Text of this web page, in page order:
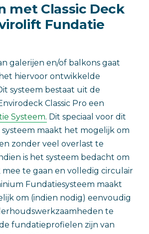
met Classic Deck
Fundatie
galerijen en/of balkons gaat
hiervoor ontwikkelde
systeem bestaat uit de
Classic Pro een
Systeem. Dit speciaal voor dit
maakt het mogelijk om
zonder veel overlast te
is het systeem bedacht om
te gaan en volledig circulair
Fundatiesysteem maakt
om (indien nodig) eenvoudig
te
fundatieprofielen zijn van